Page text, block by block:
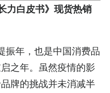
力白皮书》现货热销
振年，也是中国消费品
之年。虽然疫情的影
牌的挑战并未消减半